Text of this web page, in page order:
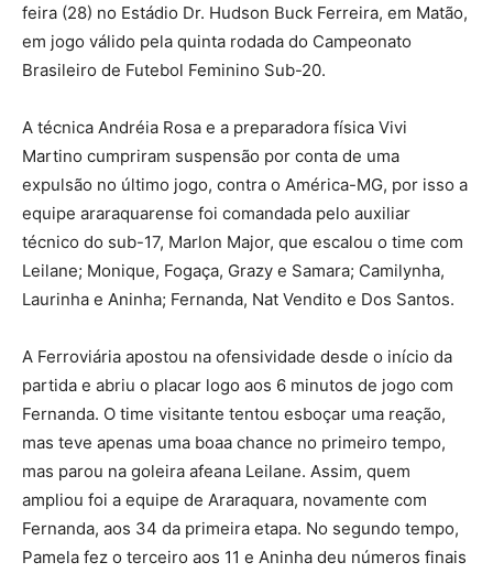
feira (28) no Estádio Dr. Hudson Buck Ferreira, em Matão,
em jogo válido pela quinta rodada do Campeonato
Brasileiro de Futebol Feminino Sub-20.
A técnica Andréia Rosa e a preparadora física Vivi
Martino cumpriram suspensão por conta de uma
expulsão no último jogo, contra o América-MG, por isso a
equipe araraquarense foi comandada pelo auxiliar
técnico do sub-17, Marlon Major, que escalou o time com
Leilane; Monique, Fogaça, Grazy e Samara; Camilynha,
Laurinha e Aninha; Fernanda, Nat Vendito e Dos Santos.
A Ferroviária apostou na ofensividade desde o início da
partida e abriu o placar logo aos 6 minutos de jogo com
Fernanda. O time visitante tentou esboçar uma reação,
mas teve apenas uma boaa chance no primeiro tempo,
mas parou na goleira afeana Leilane. Assim, quem
ampliou foi a equipe de Araraquara, novamente com
Fernanda, aos 34 da primeira etapa. No segundo tempo,
Pamela fez o terceiro aos 11 e Aninha deu números finais